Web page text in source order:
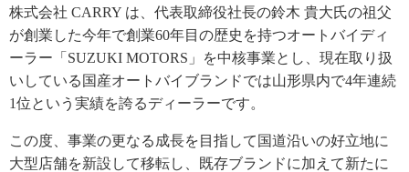
株式会社 CARRY は、代表取締役社長の鈴木 貴大氏の祖父
が創業した今年で創業60年目の歴史を持つオートバイディ
ーラー「SUZUKI MOTORS」を中核事業とし、現在取り扱
いしている国産オートバイブランドでは山形県内で4年連続
1位という実績を誇るディーラーです。
この度、事業の更なる成長を目指して国道沿いの好立地に
大型店舗を新設して移転し、既存ブランドに加えて新たに